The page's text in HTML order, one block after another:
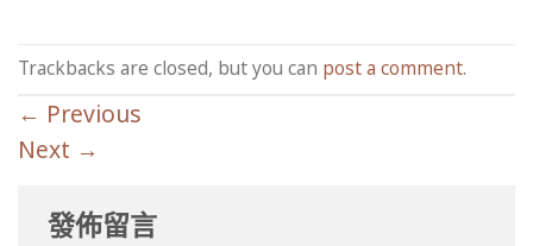
Trackbacks are closed, but you can post a comment.
← Previous
Next →
發佈留言